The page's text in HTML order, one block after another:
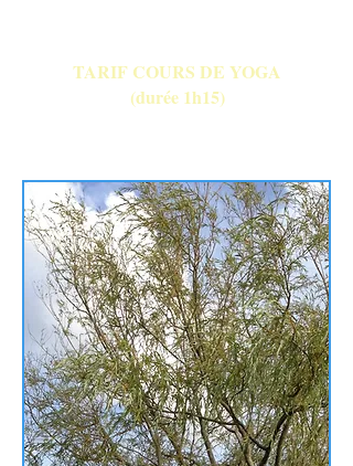
TARIF COURS DE YOGA
(durée 1h15)